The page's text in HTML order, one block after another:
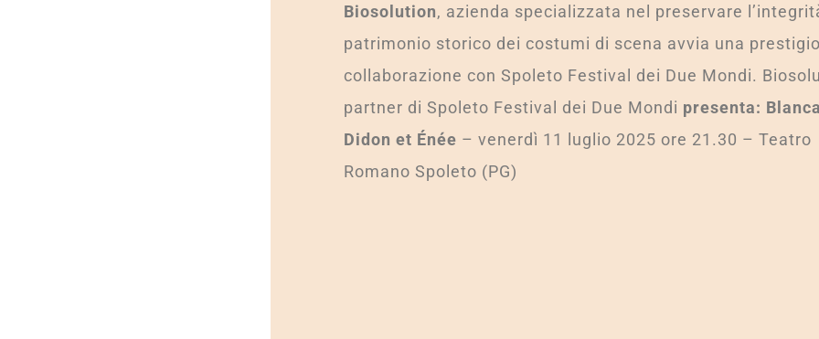
Biosolution, azienda specializzata nel preservare
patrimonio storico dei costumi di scena avvia una
collaborazione con Spoleto Festival dei Due Mondi.
partner di Spoleto Festival dei Due Mondi presenta:
Didon et Énée – venerdì 11 luglio 2025 ore 21.30 – Teatro
Romano Spoleto (PG)